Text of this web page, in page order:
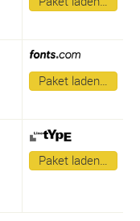
Paket laden…
Paket laden…